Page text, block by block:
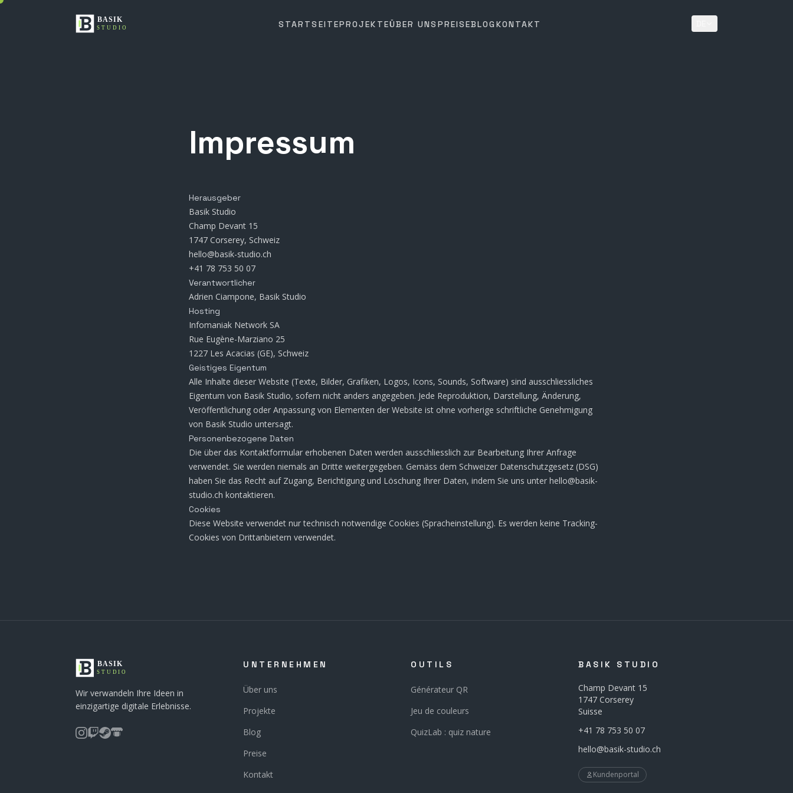
STARTSEITEPROJEKTEÜBER UNS PREISEBLOG KONTAKT
Impressum
Herausgeber
Basik Studio
Champ Devant 15
1747 Corserey, Schweiz
hello@basik-studio.ch
+41 78 753 50 07
Verantwortlicher
Adrien Ciampone, Basik Studio
Hosting
Infomaniak Network SA
Rue Eugène-Marziano 25
1227 Les Acacias (GE), Schweiz
Geistiges Eigentum
Alle Inhalte dieser Website (Texte, Bilder, Grafiken, Logos, Icons, Sounds, Software) sind ausschliessliches
Eigentum von Basik Studio, sofern nicht anders angegeben. Jede Reproduktion, Darstellung, Änderung,
Veröffentlichung oder Anpassung von Elementen der Website ist ohne vorherige schriftliche Genehmigung
von Basik Studio untersagt.
Personenbezogene Daten
Die über das Kontaktformular erhobenen Daten werden ausschliesslich zur Bearbeitung Ihrer Anfrage
verwendet. Sie werden niemals an Dritte weitergegeben. Gemäss dem Schweizer Datenschutzgesetz (DSG)
haben Sie das Recht auf Zugang, Berichtigung und Löschung Ihrer Daten, indem Sie uns unter hello@basik-
studio.ch kontaktieren.
Cookies
Diese Website verwendet nur technisch notwendige Cookies (Spracheinstellung). Es werden keine Tracking-
Cookies von Drittanbietern verwendet.
Wir verwandeln Ihre Ideen in
einzigartige digitale Erlebnisse.
UNTERNEHMEN
Über uns
Projekte
Blog
Preise
Kontakt
OUTILS
Générateur QR
Jeu de couleurs
QuizLab : quiz nature
BASIK STUDIO
Champ Devant 15
1747 Corserey
Suisse
+41 78 753 50 07
hello@basik-studio.ch
Kundenportal